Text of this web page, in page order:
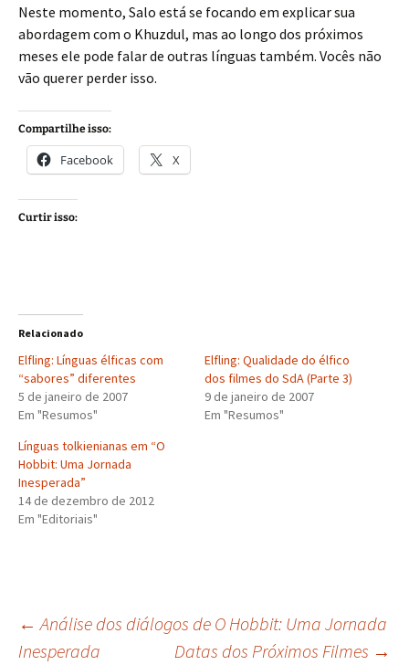
Neste momento, Salo está se focando em explicar sua
abordagem com o Khuzdul, mas ao longo dos próximos
meses ele pode falar de outras línguas também. Vocês não
vão querer perder isso.
Compartilhe isso:
Facebook X
Curtir isso:
Relacionado
Elfling: Línguas élficas com
“sabores” diferentes
5 de janeiro de 2007
Em "Resumos"
Elfling: Qualidade do élfico
dos filmes do SdA (Parte 3)
9 de janeiro de 2007
Em "Resumos"
Línguas tolkienianas em “O
Hobbit: Uma Jornada
Inesperada”
14 de dezembro de 2012
Em "Editoriais"
Navegação
← Análise dos diálogos de O Hobbit: Uma Jornada
Inesperada
Datas dos Próximos Filmes →